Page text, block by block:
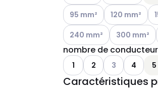
Voir les options disponibles
95 mm² Voir les
120 mm²
Voir les options disponibles
240 mm² Voir les
300 mm²
nombre de
1 2 Voir les options
3 4 5
Caractéristiques